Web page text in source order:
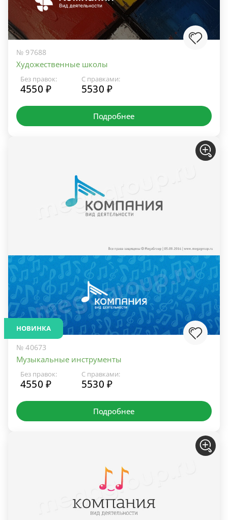
№ 97688
Художественные школы
Без правок:
4550 ₽
С правками:
5530 ₽
Подробнее
НОВИНКА
№ 40673
Музыкальные инструменты
Без правок:
4550 ₽
С правками:
5530 ₽
Подробнее